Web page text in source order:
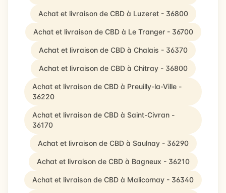
Achat et livraison de CBD à Luzeret - 36800
Achat et livraison de CBD à Le Tranger - 36700
Achat et livraison de CBD à Chalais - 36370
Achat et livraison de CBD à Chitray - 36800
Achat et livraison de CBD à Preuilly-la-Ville -
36220
Achat et livraison de CBD à Saint-Civran -
36170
Achat et livraison de CBD à Saulnay - 36290
Achat et livraison de CBD à Bagneux - 36210
Achat et livraison de CBD à Malicornay - 36340